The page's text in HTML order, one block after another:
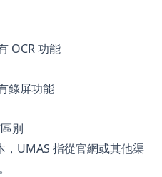
OCR 功能
錄屏功能
別
UMAS 指從官網或其他渠